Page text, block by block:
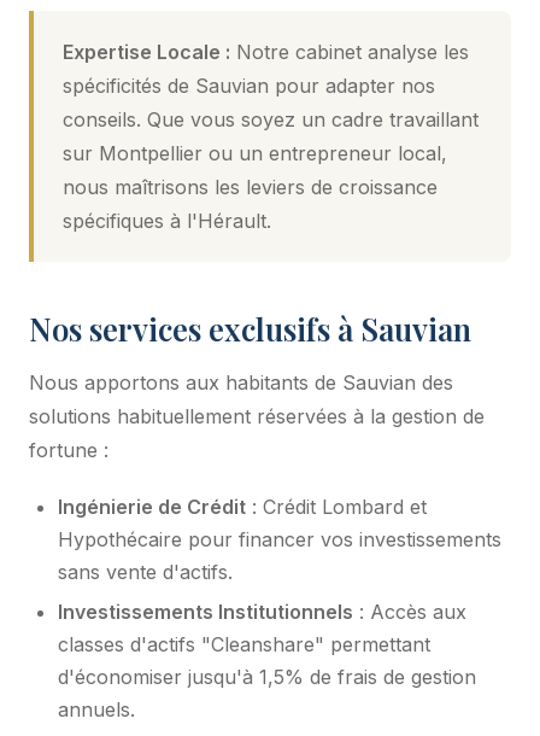
Expertise Locale : Notre cabinet analyse les
spécificités de Sauvian pour adapter nos
conseils. Que vous soyez un cadre travaillant
sur Montpellier ou un entrepreneur local,
nous maîtrisons les leviers de croissance
spécifiques à l'Hérault.
Nos services exclusifs à Sauvian
Nous apportons aux habitants de Sauvian des
solutions habituellement réservées à la gestion de
fortune :
Ingénierie de Crédit : Crédit Lombard et
Hypothécaire pour financer vos investissements
sans vente d'actifs.
Investissements Institutionnels : Accès aux
classes d'actifs "Cleanshare" permettant
d'économiser jusqu'à 1,5% de frais de gestion
annuels.